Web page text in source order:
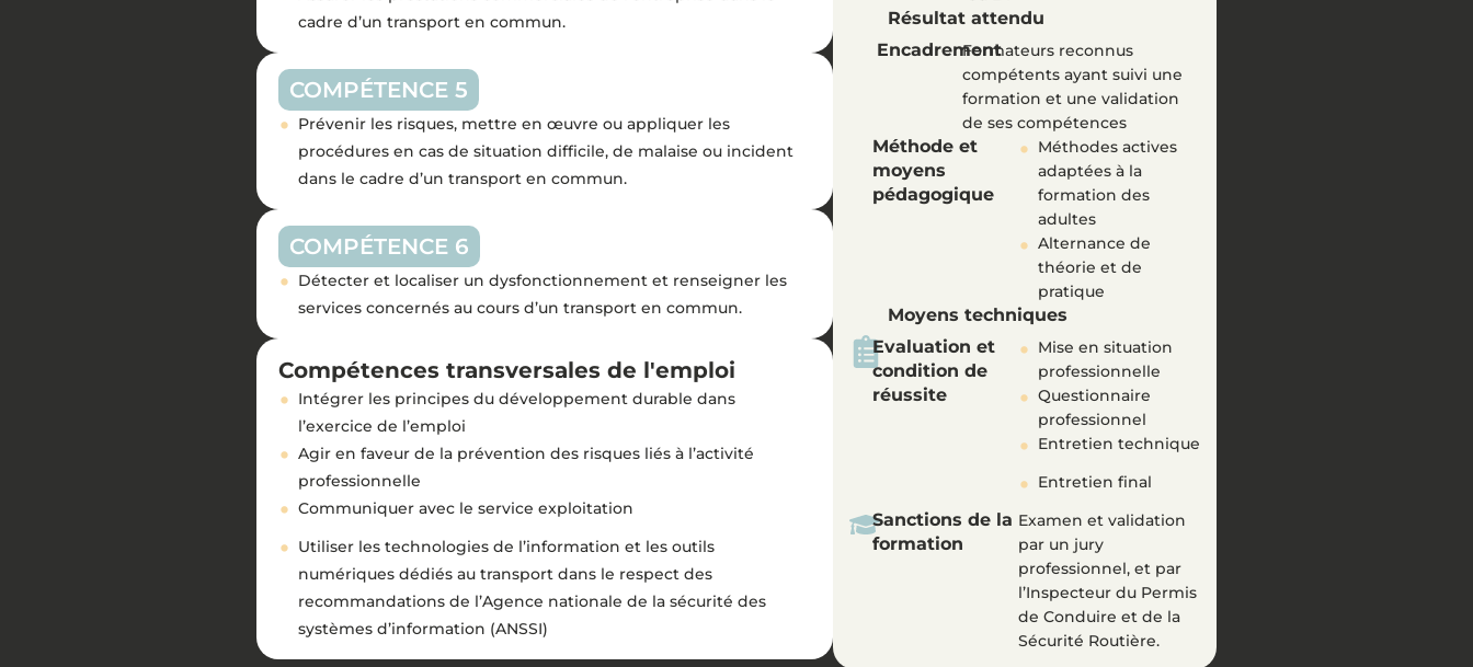
cadre d’un transport en commun.
COMPÉTENCE 5
Prévenir les risques, mettre en œuvre ou appliquer les
procédures en cas de situation difficile, de malaise ou incident
dans le cadre d’un transport en commun.
COMPÉTENCE 6
Détecter et localiser un dysfonctionnement et renseigner les
services concernés au cours d’un transport en commun.
Compétences transversales de l'emploi
Intégrer les principes du développement durable dans
l’exercice de l’emploi
Agir en faveur de la prévention des risques liés à l’activité
professionnelle
Communiquer avec le service exploitation
Utiliser les technologies de l’information et les outils
numériques dédiés au transport dans le respect des
recommandations de l’Agence nationale de la sécurité des
systèmes d’information (ANSSI)
Résultat attendu
EncadrementFormateurs reconnus
compétents ayant suivi une
formation et une validation
de ses compétences
Méthode et
moyens
pédagogique
Méthodes actives
adaptées à la
formation des
adultes
Alternance de
théorie et de
pratique
Moyens techniques
Evaluation et
condition de
réussite
Mise en situation
professionnelle
Questionnaire
professionnel
Entretien technique
Entretien final
Sanctions de la
formation
Examen et validation
par un jury
professionnel, et par
l’Inspecteur du Permis
de Conduire et de la
Sécurité Routière.